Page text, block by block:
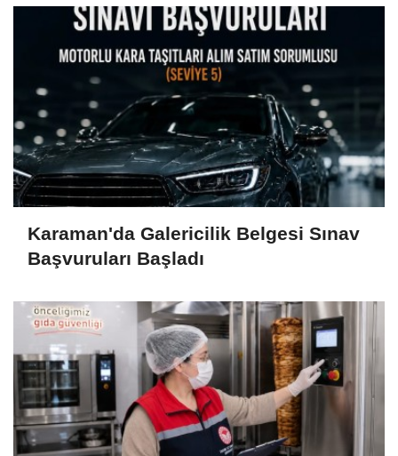
Karaman'da Galericilik Belgesi Sınav
Başvuruları Başladı